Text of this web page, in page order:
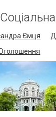
Ємця